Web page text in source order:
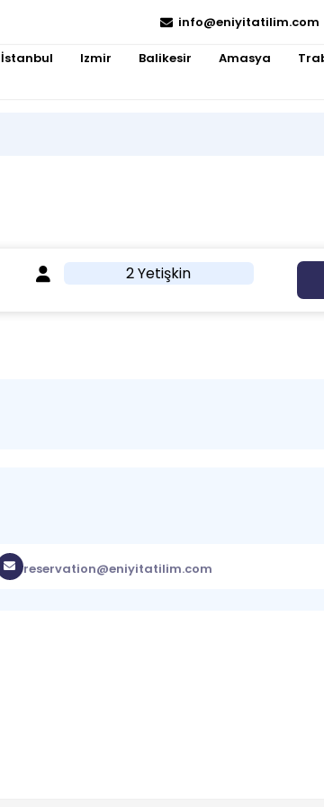
info@eniyitatilim.com
İstanbul Izmir Balikesir Amasya
2 Yetişkin
reservation@eniyitatilim.com